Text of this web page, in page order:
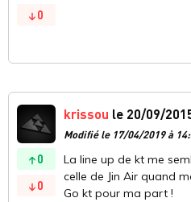
0
0
0
krissou le 20/09/
Modifié le 17/04/2019 à
La line up de kt me
celle de Jin Air quand
Go kt pour ma part !